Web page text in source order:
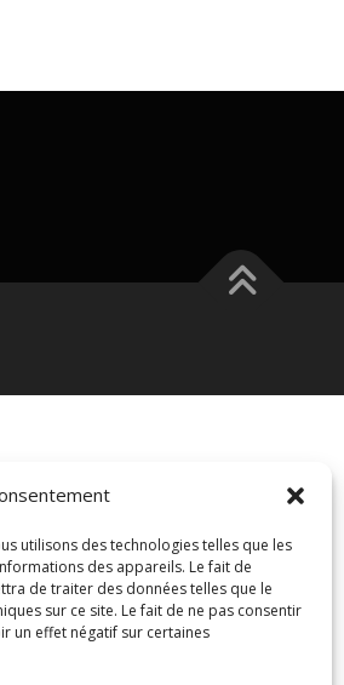
utilisons des technologies telles que les
des appareils. Le fait de
de traiter des données telles que le
sur ce site. Le fait de ne pas consentir
un effet négatif sur certaines